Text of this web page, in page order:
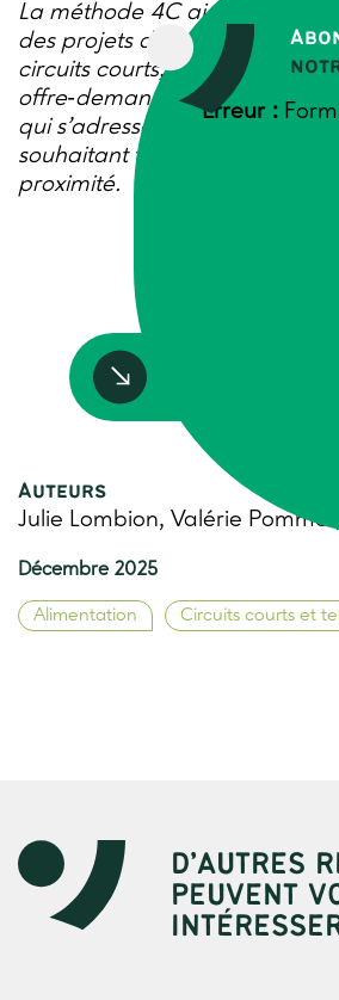
Erreur :
La méthode 4C aide les
des projets de
circuits courts, grâce à un
offre‑demande. Une
qui s’adresse aux collectivités
souhaitant favoriser les circuits
proximité.
Auteurs
Julie Lombion, Valérie Pommet,
Décembre 2025
Alimentation Circuits courts et
D’AUTRES
PEUVENT